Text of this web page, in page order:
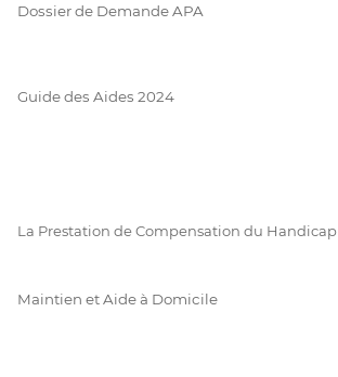
Dossier de Demande APA
Guide des Aides 2024
La Prestation de Compensation du Handicap
Maintien et Aide à Domicile